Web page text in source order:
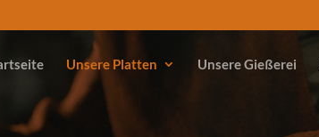
Unsere Platten Unsere Gießerei